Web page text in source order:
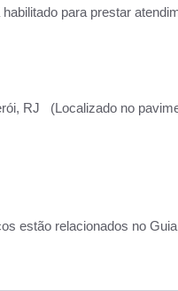
para prestar
RJ (Localizado no
estão relacionados no